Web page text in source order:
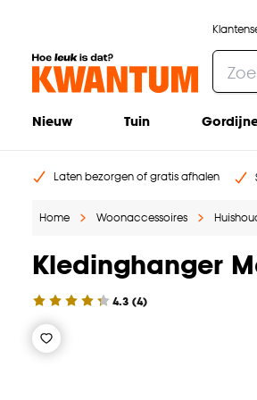
Nieuw Tuin
Laten bezorgen of gratis afhalen
Home Woonaccessoires
Kledinghanger
4.3 (4)